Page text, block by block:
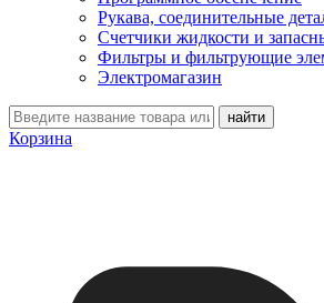
Рукава, соединительные
Счетчики жидкости и
Фильтры и фильтрующие
Электромагазин
Корзина